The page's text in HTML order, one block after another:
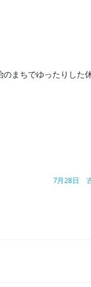
まちでゆったりした
7月28日